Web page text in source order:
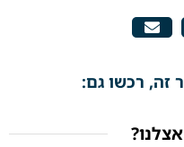
זה, רכשו גם: